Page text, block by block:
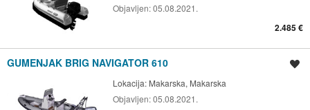
Objavljen:05.08.2021.
2.485 €
GUMENJAK BRIG NAVIGATOR 610
Lokacija: Makarska, Makarska
Objavljen:05.08.2021.